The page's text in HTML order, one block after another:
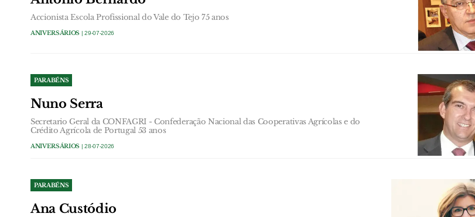
Accionista Escola Profissional do Vale do Tejo 75 anos
ANIVERSÁRIOS | 29-07-2026
PARABÉNS
Nuno Serra
Secretario Geral da CONFAGRI - Confederação Nacional das Cooperativas Agrícolas e do
Crédito Agrícola de Portugal 53 anos
ANIVERSÁRIOS | 28-07-2026
PARABÉNS
Ana Custódio